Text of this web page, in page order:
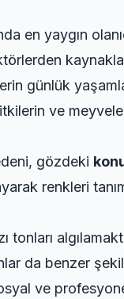
en yaygın
günlük
ve
gözdeki
renkleri
tonları
da benzer
ve